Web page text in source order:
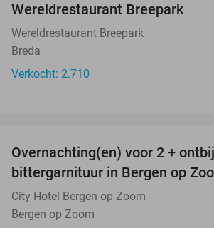
Wereldrestaurant Breepark
Wereldrestaurant Breepark
Breda
Verkocht: 2.710
Overnachting(en) voor 2 +
bittergarnituur in Bergen op
City Hotel Bergen op Zoom
Bergen op Zoom